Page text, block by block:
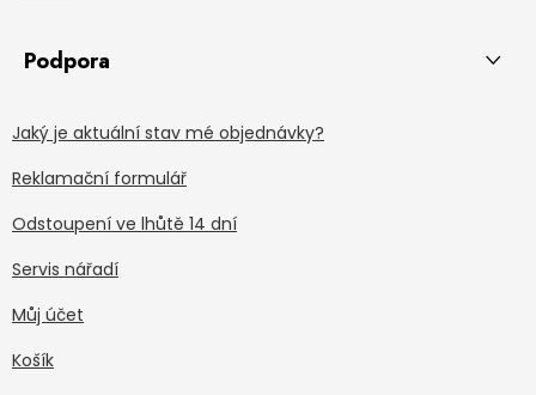
Podpora
Jaký je aktuální stav mé objednávky?
Reklamační formulář
Odstoupení ve lhůtě 14 dní
Servis nářadí
Můj účet
Košík